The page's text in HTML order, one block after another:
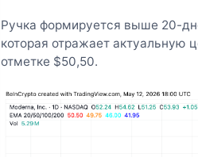
Ручка формируется выше 20-
которая отражает актуальную
отметке $50,50.